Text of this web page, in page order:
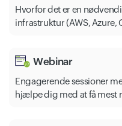
Hvorfor det er en
infrastruktur (AWS, Azure,
Webinar
Engagerende sessioner
hjælpe dig med at få mest